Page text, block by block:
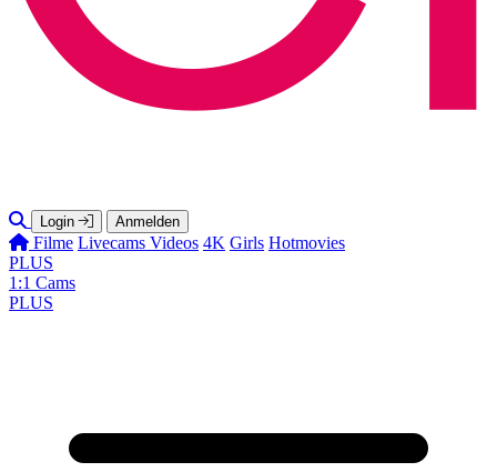
Login Anmelden
Filme Livecams Videos 4K Girls Hotmovies
PLUS
1:1 Cams
PLUS